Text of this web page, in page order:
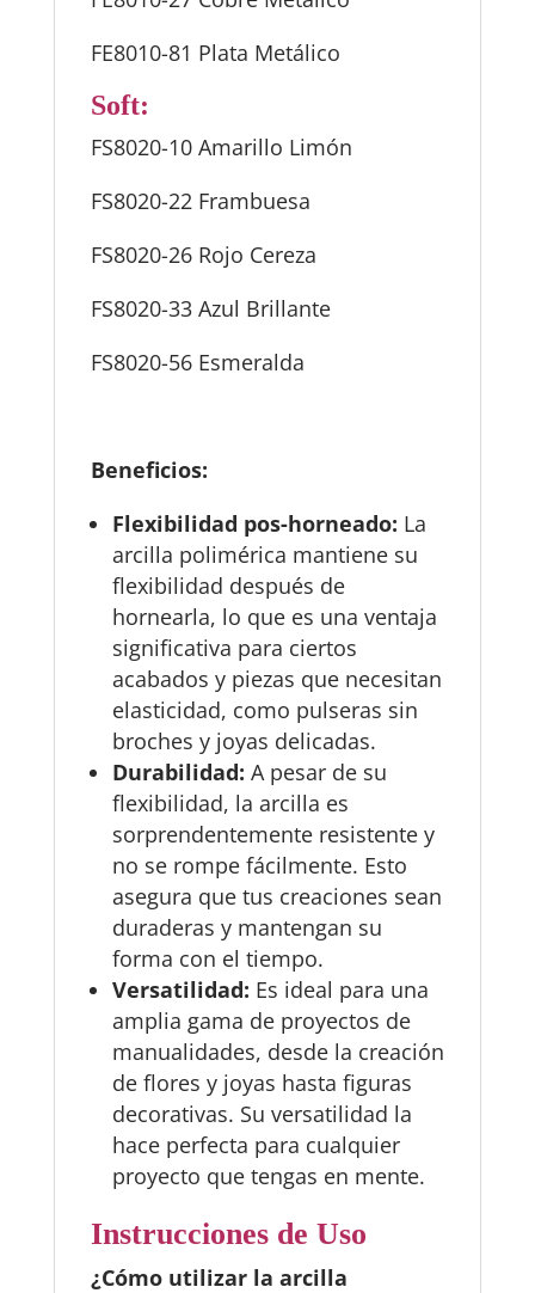
FE8010-81 Plata Metálico
Soft:
FS8020-10 Amarillo Limón
FS8020-22 Frambuesa
FS8020-26 Rojo Cereza
FS8020-33 Azul Brillante
FS8020-56 Esmeralda
Beneficios:
Flexibilidad pos-horneado: La
arcilla polimérica mantiene su
flexibilidad después de
hornearla, lo que es una ventaja
significativa para ciertos
acabados y piezas que necesitan
elasticidad, como pulseras sin
broches y joyas delicadas.
Durabilidad: A pesar de su
flexibilidad, la arcilla es
sorprendentemente resistente y
no se rompe fácilmente. Esto
asegura que tus creaciones sean
duraderas y mantengan su
forma con el tiempo.
Versatilidad: Es ideal para una
amplia gama de proyectos de
manualidades, desde la creación
de flores y joyas hasta figuras
decorativas. Su versatilidad la
hace perfecta para cualquier
proyecto que tengas en mente.
Instrucciones de Uso
¿Cómo utilizar la arcilla